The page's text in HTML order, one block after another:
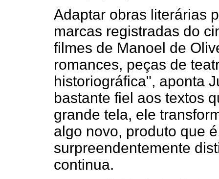
Adaptar obras literárias
marcas registradas do
filmes de Manoel de
romances, peças de
historiográfica", aponta
bastante fiel aos textos
grande tela, ele
algo novo, produto que
surpreendentemente
continua.